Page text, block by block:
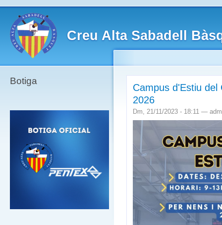
Creu Alta Sabadell
Botiga
Campus d'Estiu del
2026
Dm, 21/11/2023 - 18:11 —